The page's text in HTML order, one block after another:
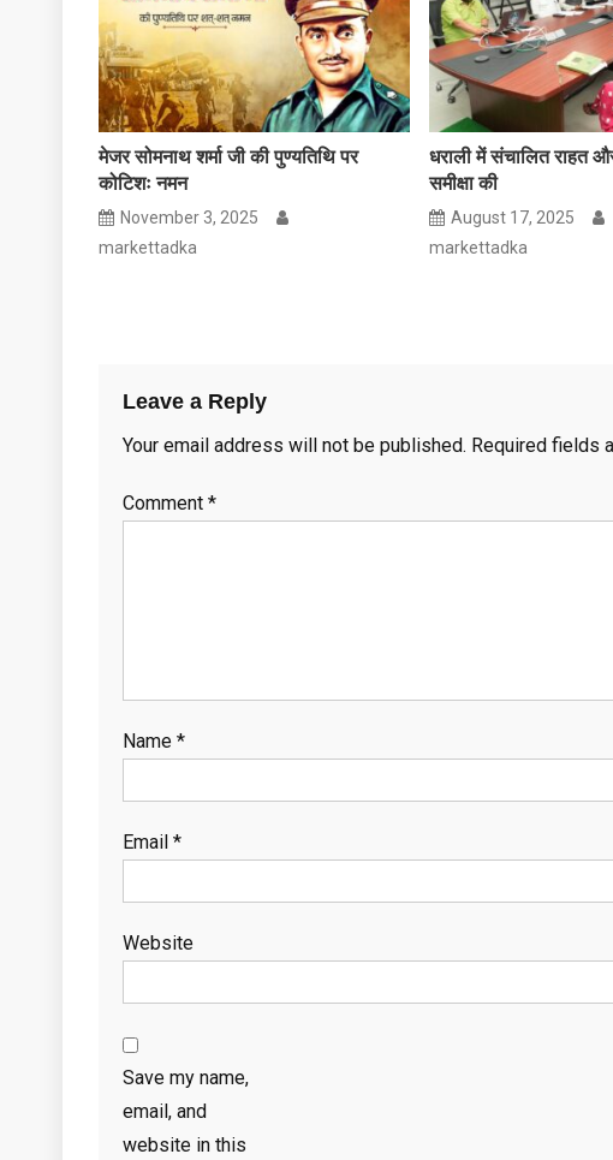
मेजर सोमनाथ शर्मा जी की पुण्यतिथि पर
कोटिशः नमन
November 3, 2025
markettadka
धराली में संचालित राहत
समीक्षा की
August 17, 2025
markettadka
Leave a Reply
Your email address will not be published. Required fields
Comment *
Name *
Email *
Website
Save my name,
email, and
website in this